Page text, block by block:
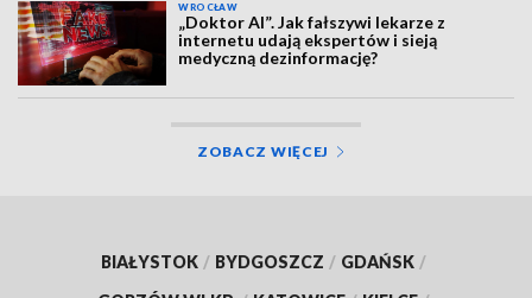
WROCŁAW
„Doktor AI”. Jak fałszywi lekarze z
internetu udają ekspertów i sieją
medyczną dezinformację?
ZOBACZ WIĘCEJ
BIAŁYSTOK / BYDGOSZCZ / GDAŃSK /